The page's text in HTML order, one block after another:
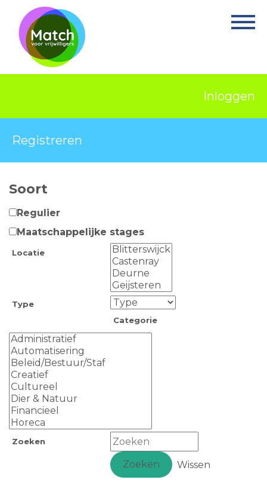
Home
Activiteiten
Projecten
Over Match
Ervaringsplek
Contact
Inloggen
Registreren
Soort
Regulier
Maatschappelijke stages
Locatie
Type
Categorie
Zoeken
Zoeken Wissen